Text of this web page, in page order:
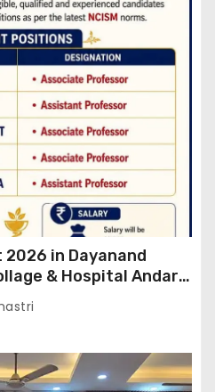
in Dayanand
& Hospital Andar